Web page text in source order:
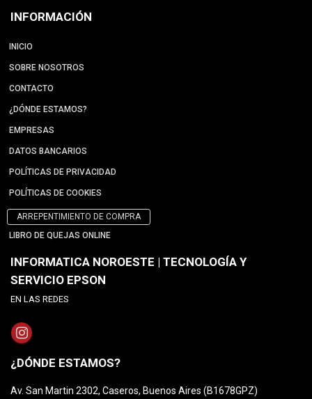
INFORMACIÓN
INICIO
SOBRE NOSOTROS
CONTACTO
¿DÓNDE ESTAMOS?
EMPRESAS
DATOS BANCARIOS
POLÍTICAS DE PRIVACIDAD
POLÍTICAS DE COOKIES
ARREPENTIMIENTO DE COMPRA
LIBRO DE QUEJAS ONLINE
INFORMATICA NOROESTE | TECNOLOGÍA Y
SERVICIO EPSON
EN LAS REDES
¿DÓNDE ESTAMOS?
Av. San Martin 2302, Caseros, Buenos Aires (B1678GPZ)